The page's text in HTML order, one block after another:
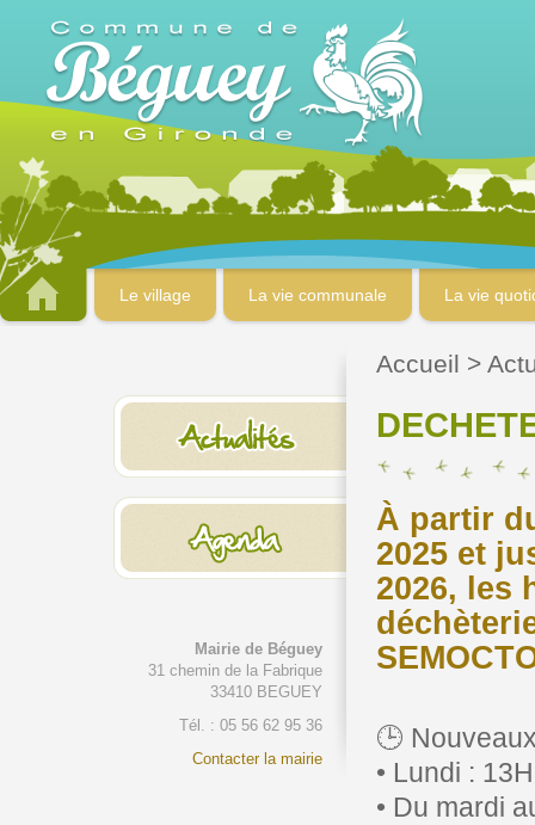
Le village La vie communale La vie
Mairie de Béguey
31 chemin de la Fabrique
33410 BEGUEY
Tél. : 05 56 62 95 36
Contacter la mairie
Accueil >
À partir
2025 et
2026, les
🕒
• Lundi :
• Du mardi